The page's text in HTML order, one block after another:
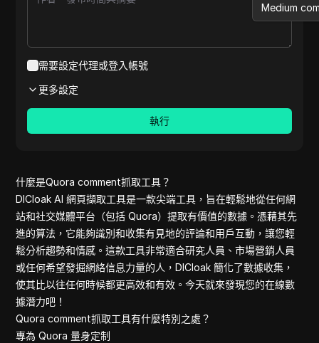
Medium
Etsy
Reviews on
Amazon
Pinterest
Reddit
Yelp
Yelp reviews
Quora
需要設定代理或登入帳號
更多設定
執行
什麼是Quora comment抓取工具？
DICloak AI 網頁擷取工具是一款尖端工具，旨在輕鬆地從任何網
站和社交媒體平台（包括 Quora）提取有價值的數據。憑藉其先
進的算法，它能夠識別和收集有見地的評論和用戶互動，讓您輕
鬆分析趨勢和情感。這款工具非常適合研究人員、市場營銷人員
或任何希望發掘網絡信息力量的人，DICloak 簡化了數據收集，
使其比以往任何時候都更高效和有效。今天就來發現您的在線數
據潛力吧！
Quora comment抓取工具有什麼特別之處？
專為 Quora 量身定制